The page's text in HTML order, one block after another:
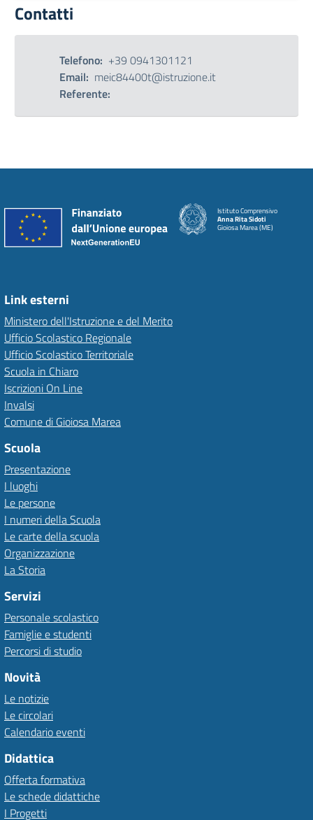
Contatti
Telefono: +39 0941301121
Email: meic84400t@istruzione.it
Referente:
Istituto Comprensivo
Anna Rita Sidoti
Gioiosa Marea (ME)
Link esterni
Ministero dell'Istruzione e del Merito
Ufficio Scolastico Regionale
Ufficio Scolastico Territoriale
Scuola in Chiaro
Iscrizioni On Line
Invalsi
Comune di Gioiosa Marea
Scuola
Presentazione
I luoghi
Le persone
I numeri della Scuola
Le carte della scuola
Organizzazione
La Storia
Servizi
Personale scolastico
Famiglie e studenti
Percorsi di studio
Novità
Le notizie
Le circolari
Calendario eventi
Didattica
Offerta formativa
Le schede didattiche
I Progetti